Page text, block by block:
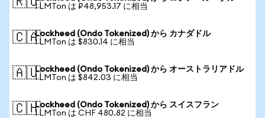
1 LMTon は ₽48,953.17 に相当
🇨🇦Lockheed (Ondo Tokenized) から カナダドル
1 LMTon は $830.14 に相当
🇦🇺Lockheed (Ondo Tokenized) から オーストラリアドル
1 LMTon は $842.03 に相当
🇨🇭Lockheed (Ondo Tokenized) から スイスフラン
1 LMTon は CHF 480.82 に相当